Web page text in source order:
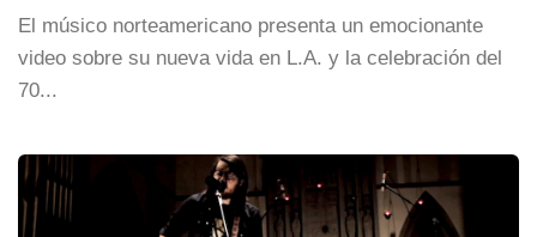
El músico norteamericano presenta un emocionante
video sobre su nueva vida en L.A. y la celebración del
70...